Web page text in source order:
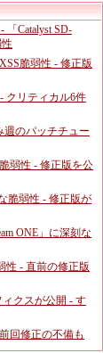
「Catalyst SD-
脆弱性 - 修正版
クリティカル6件
週のパッチチュー
脆弱性 - 修正版を公
脆弱性 - 修正版が
ONE」に深刻な
性 - 直前の修正版
ィクスが公開 - す
回修正の不備も